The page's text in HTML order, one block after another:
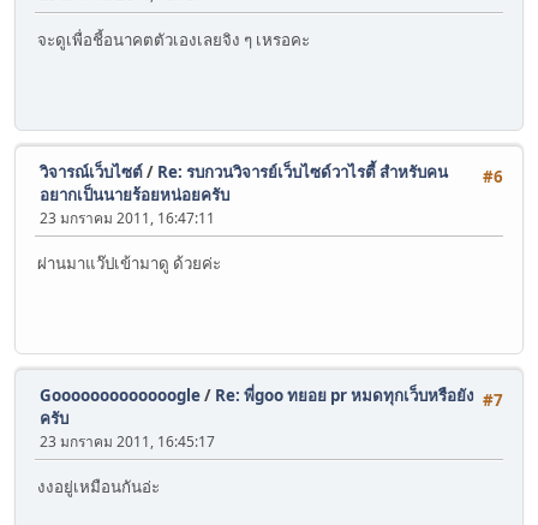
จะดูเพื่อชี้อนาคตตัวเองเลยจิง ๆ เหรอคะ
#6
วิจารณ์เว็บไซต์/ Re: รบกวนวิจารย์เว็บไซด์วาไรตี้ สำหรับคน
อยากเป็นนายร้อยหน่อยครับ
23 มกราคม 2011, 16:47:11
ผ่านมาแว๊ปเข้ามาดู ด้วยค่ะ
#7
Gooooooooooooogle/ Re: พี่goo ทยอย pr หมดทุกเว็บหรือยัง
ครับ
23 มกราคม 2011, 16:45:17
งงอยู่เหมือนกันอ่ะ